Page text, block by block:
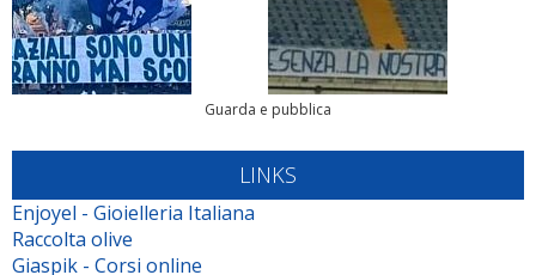
Guarda e pubblica
LINKS
Enjoyel - Gioielleria Italiana
Raccolta olive
Giaspik - Corsi online